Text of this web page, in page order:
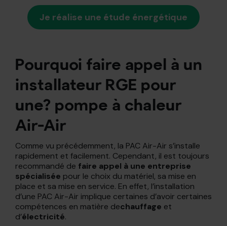
Je réalise une étude énergétique
Pourquoi faire appel à un
installateur RGE pour
une? pompe à chaleur
Air-Air
Comme vu précédemment, la PAC Air-Air s’installe
rapidement et facilement. Cependant, il est toujours
recommandé de faire appel à une entreprise
spécialisée pour le choix du matériel, sa mise en
place et sa mise en service. En effet, l’installation
d’une PAC Air-Air implique certaines d’avoir certaines
compétences en matière dechauffage et
d’électricité.